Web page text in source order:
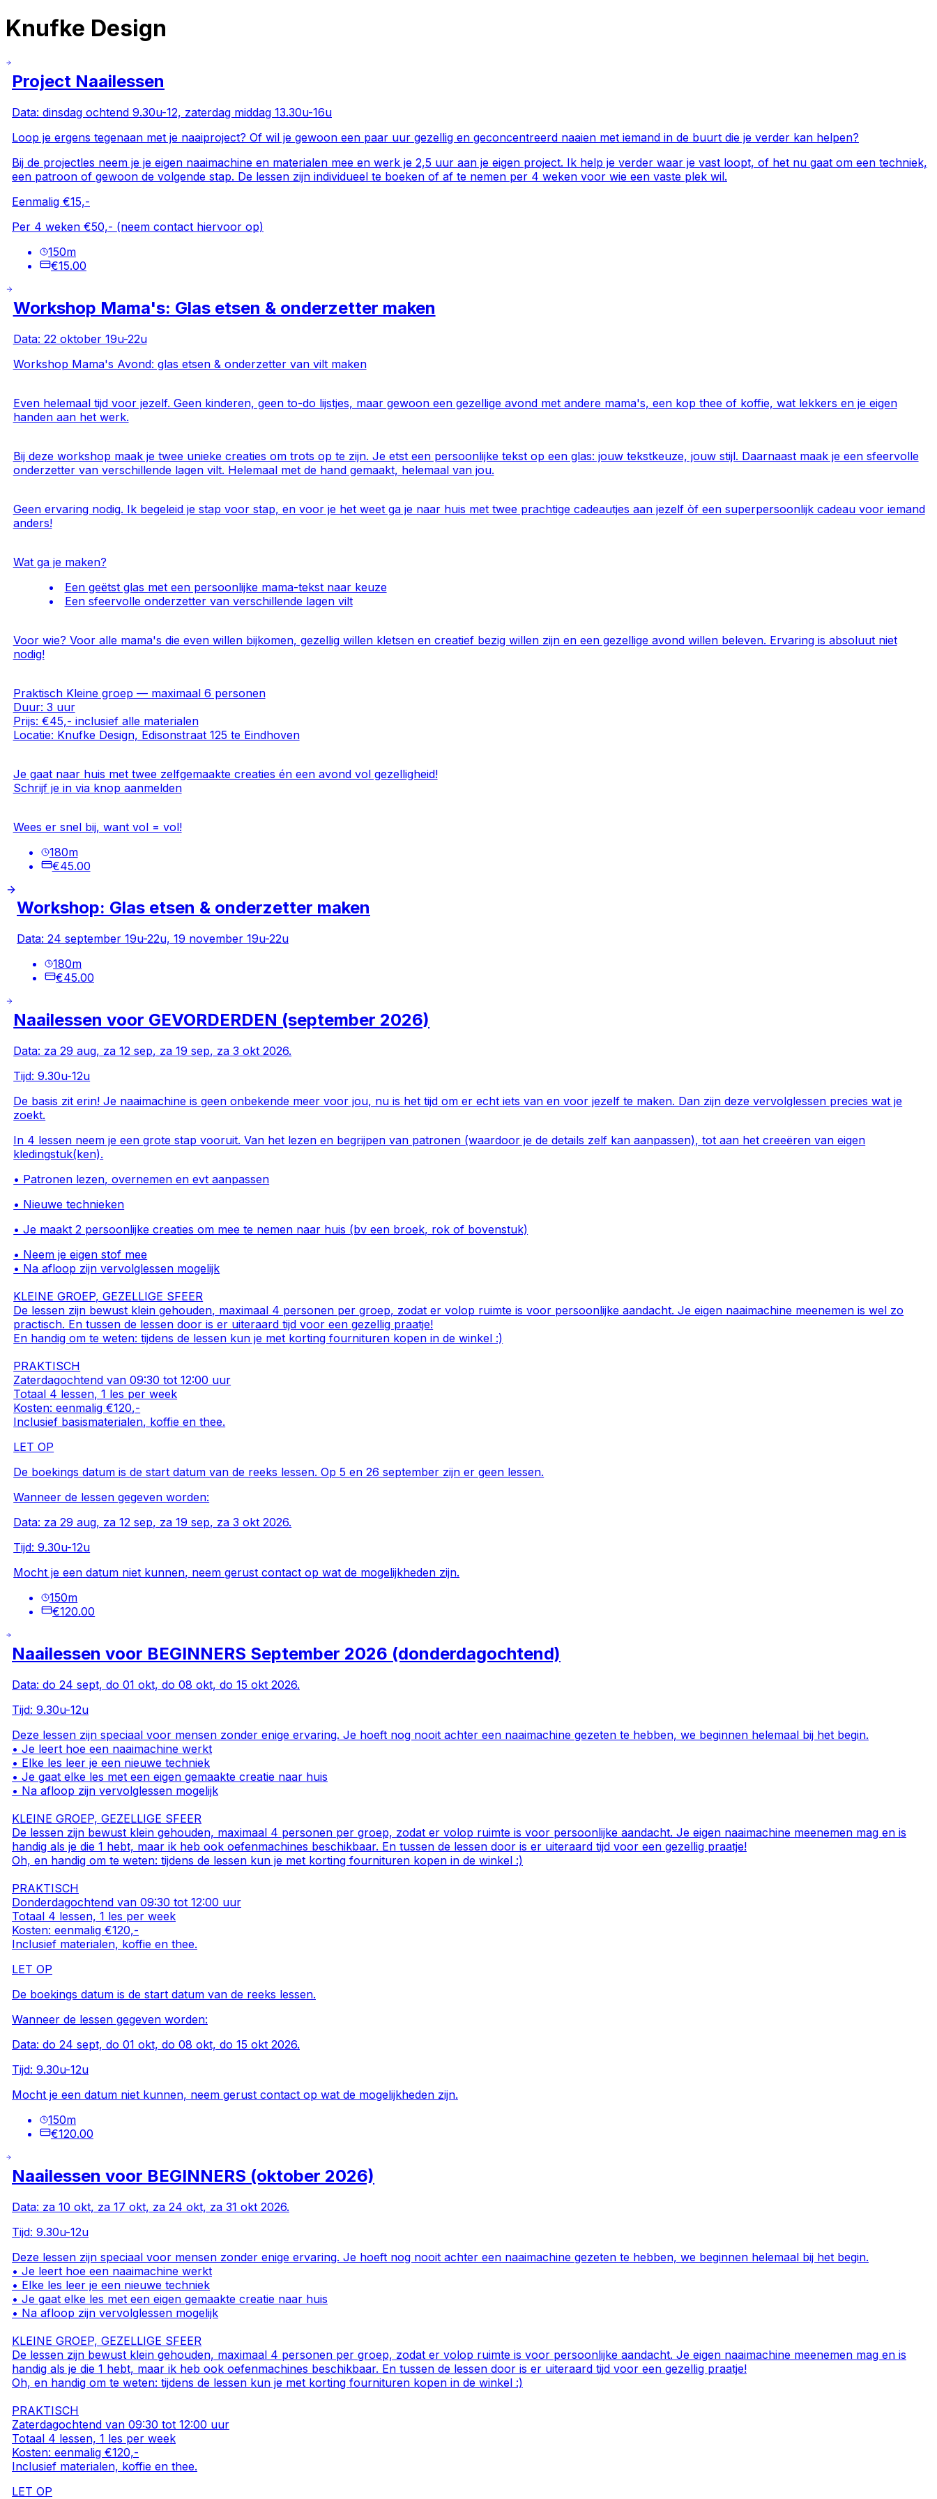
Knufke Design
Project Naailessen
Data: dinsdag ochtend 9.30u-12, zaterdag middag 13.30u-16u
Loop je ergens tegenaan met je naaiproject? Of wil je gewoon een paar uur gezellig en geconcentreerd naaien met iemand in de buurt die je verder kan helpen?
Bij de projectles neem je je eigen naaimachine en materialen mee en werk je 2,5 uur aan je eigen project. Ik help je verder waar je vast loopt, of het nu gaat om een techniek,
een patroon of gewoon de volgende stap. De lessen zijn individueel te boeken of af te nemen per 4 weken voor wie een vaste plek wil.
Eenmalig €15,-
Per 4 weken €50,- (neem contact hiervoor op)
150m
€15.00
Workshop Mama's: Glas etsen & onderzetter maken
Data: 22 oktober 19u-22u
Workshop Mama's Avond: glas etsen & onderzetter van vilt maken
Even helemaal tijd voor jezelf. Geen kinderen, geen to-do lijstjes, maar gewoon een gezellige avond met andere mama's, een kop thee of koffie, wat lekkers en je eigen
handen aan het werk.
Bij deze workshop maak je twee unieke creaties om trots op te zijn. Je etst een persoonlijke tekst op een glas: jouw tekstkeuze, jouw stijl. Daarnaast maak je een sfeervolle
onderzetter van verschillende lagen vilt. Helemaal met de hand gemaakt, helemaal van jou.
Geen ervaring nodig. Ik begeleid je stap voor stap, en voor je het weet ga je naar huis met twee prachtige cadeautjes aan jezelf òf een superpersoonlijk cadeau voor iemand
anders!
Wat ga je maken?
Een geëtst glas met een persoonlijke mama-tekst naar keuze
Een sfeervolle onderzetter van verschillende lagen vilt
Voor wie? Voor alle mama's die even willen bijkomen, gezellig willen kletsen en creatief bezig willen zijn en een gezellige avond willen beleven. Ervaring is absoluut niet
nodig!
Praktisch Kleine groep — maximaal 6 personen
Duur: 3 uur
Prijs: €45,- inclusief alle materialen
Locatie: Knufke Design, Edisonstraat 125 te Eindhoven
Je gaat naar huis met twee zelfgemaakte creaties én een avond vol gezelligheid!
Schrijf je in via knop aanmelden
Wees er snel bij, want vol = vol!
180m
€45.00
Workshop: Glas etsen & onderzetter maken
Data: 24 september 19u-22u, 19 november 19u-22u
180m
€45.00
Naailessen voor GEVORDERDEN (september 2026)
Data: za 29 aug, za 12 sep, za 19 sep, za 3 okt 2026.
Tijd: 9.30u-12u
De basis zit erin! Je naaimachine is geen onbekende meer voor jou, nu is het tijd om er echt iets van en voor jezelf te maken. Dan zijn deze vervolglessen precies wat je
zoekt.
In 4 lessen neem je een grote stap vooruit. Van het lezen en begrijpen van patronen (waardoor je de details zelf kan aanpassen), tot aan het creeëren van eigen
kledingstuk(ken).
• Patronen lezen, overnemen en evt aanpassen
• Nieuwe technieken
• Je maakt 2 persoonlijke creaties om mee te nemen naar huis (bv een broek, rok of bovenstuk)
• Neem je eigen stof mee
• Na afloop zijn vervolglessen mogelijk
KLEINE GROEP, GEZELLIGE SFEER
De lessen zijn bewust klein gehouden, maximaal 4 personen per groep, zodat er volop ruimte is voor persoonlijke aandacht. Je eigen naaimachine meenemen is wel zo
practisch. En tussen de lessen door is er uiteraard tijd voor een gezellig praatje!
En handig om te weten: tijdens de lessen kun je met korting fournituren kopen in de winkel :)
PRAKTISCH
Zaterdagochtend van 09:30 tot 12:00 uur
Totaal 4 lessen, 1 les per week
Kosten: eenmalig €120,-
Inclusief basismaterialen, koffie en thee.
LET OP
De boekings datum is de start datum van de reeks lessen. Op 5 en 26 september zijn er geen lessen.
Wanneer de lessen gegeven worden:
Data: za 29 aug, za 12 sep, za 19 sep, za 3 okt 2026.
Tijd: 9.30u-12u
Mocht je een datum niet kunnen, neem gerust contact op wat de mogelijkheden zijn.
150m
€120.00
Naailessen voor BEGINNERS September 2026 (donderdagochtend)
Data: do 24 sept, do 01 okt, do 08 okt, do 15 okt 2026.
Tijd: 9.30u-12u
Deze lessen zijn speciaal voor mensen zonder enige ervaring. Je hoeft nog nooit achter een naaimachine gezeten te hebben, we beginnen helemaal bij het begin.
• Je leert hoe een naaimachine werkt
• Elke les leer je een nieuwe techniek
• Je gaat elke les met een eigen gemaakte creatie naar huis
• Na afloop zijn vervolglessen mogelijk
KLEINE GROEP, GEZELLIGE SFEER
De lessen zijn bewust klein gehouden, maximaal 4 personen per groep, zodat er volop ruimte is voor persoonlijke aandacht. Je eigen naaimachine meenemen mag en is
handig als je die 1 hebt, maar ik heb ook oefenmachines beschikbaar. En tussen de lessen door is er uiteraard tijd voor een gezellig praatje!
Oh, en handig om te weten: tijdens de lessen kun je met korting fournituren kopen in de winkel :)
PRAKTISCH
Donderdagochtend van 09:30 tot 12:00 uur
Totaal 4 lessen, 1 les per week
Kosten: eenmalig €120,-
Inclusief materialen, koffie en thee.
LET OP
De boekings datum is de start datum van de reeks lessen.
Wanneer de lessen gegeven worden:
Data: do 24 sept, do 01 okt, do 08 okt, do 15 okt 2026.
Tijd: 9.30u-12u
Mocht je een datum niet kunnen, neem gerust contact op wat de mogelijkheden zijn.
150m
€120.00
Naailessen voor BEGINNERS (oktober 2026)
Data: za 10 okt, za 17 okt, za 24 okt, za 31 okt 2026.
Tijd: 9.30u-12u
Deze lessen zijn speciaal voor mensen zonder enige ervaring. Je hoeft nog nooit achter een naaimachine gezeten te hebben, we beginnen helemaal bij het begin.
• Je leert hoe een naaimachine werkt
• Elke les leer je een nieuwe techniek
• Je gaat elke les met een eigen gemaakte creatie naar huis
• Na afloop zijn vervolglessen mogelijk
KLEINE GROEP, GEZELLIGE SFEER
De lessen zijn bewust klein gehouden, maximaal 4 personen per groep, zodat er volop ruimte is voor persoonlijke aandacht. Je eigen naaimachine meenemen mag en is
handig als je die 1 hebt, maar ik heb ook oefenmachines beschikbaar. En tussen de lessen door is er uiteraard tijd voor een gezellig praatje!
Oh, en handig om te weten: tijdens de lessen kun je met korting fournituren kopen in de winkel :)
PRAKTISCH
Zaterdagochtend van 09:30 tot 12:00 uur
Totaal 4 lessen, 1 les per week
Kosten: eenmalig €120,-
Inclusief materialen, koffie en thee.
LET OP